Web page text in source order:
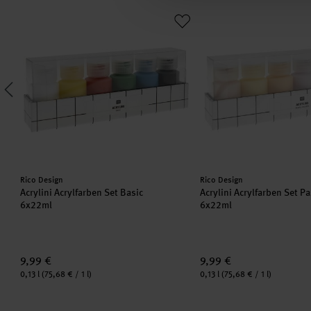
Hersteller:
Rico Design
Acrylini Acrylfarben Set Basic
6x22ml
9,99 €
Inhalt:
0,13 l (75,68 € / 1 l)
Hersteller:
Rico Design
Acrylini Acrylfarben Set
6x22ml
9,99 €
Inhalt:
0,13 l (75,68 € / 1 l)